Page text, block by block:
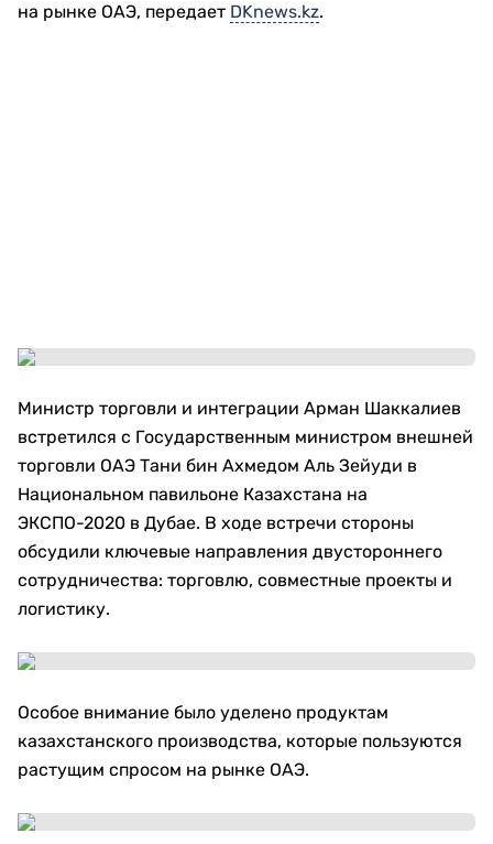
на рынке ОАЭ, передает DKnews.kz.
Министр торговли и интеграции Арман Шаккалиев
встретился с Государственным министром внешней
торговли ОАЭ Тани бин Ахмедом Аль Зейуди в
Национальном павильоне Казахстана на
ЭКСПО-2020 в Дубае. В ходе встречи стороны
обсудили ключевые направления двустороннего
сотрудничества: торговлю, совместные проекты и
логистику.
Особое внимание было уделено продуктам
казахстанского производства, которые пользуются
растущим спросом на рынке ОАЭ.